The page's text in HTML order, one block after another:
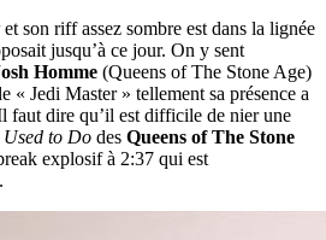
et son riff assez sombre est dans la lignée
jusqu’à ce jour. On y sent
Homme (Queens of The Stone Age)
Jedi Master » tellement sa présence a
faut dire qu’il est difficile de nier une
Used to Do des Queens of The Stone
explosif à 2:37 qui est